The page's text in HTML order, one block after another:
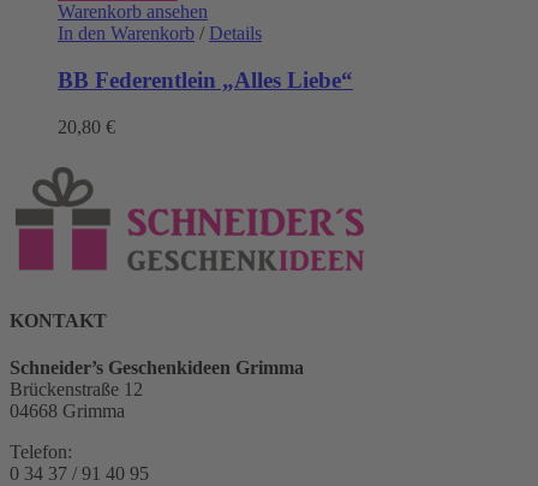
Warenkorb ansehen
In den Warenkorb / Details
BB Federentlein „Alles Liebe“
20,80 €
KONTAKT
Schneider’s Geschenkideen Grimma
Brückenstraße 12
04668 Grimma
Telefon:
0 34 37 / 91 40 95